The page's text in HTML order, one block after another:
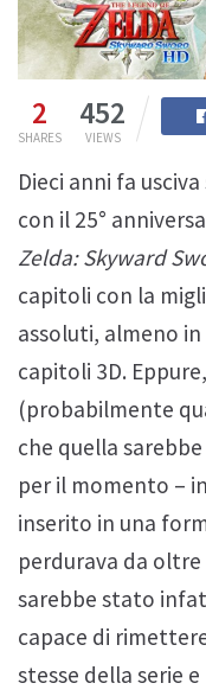
2
SHARES
452
VIEWS
Dieci anni fa
con il 25°
Zelda: Skyward
capitoli con la
assoluti, almeno
capitoli 3D.
(probabilmente
che quella
per il momento –
inserito in una
perdurava da oltre
sarebbe stato
capace di
stesse della serie